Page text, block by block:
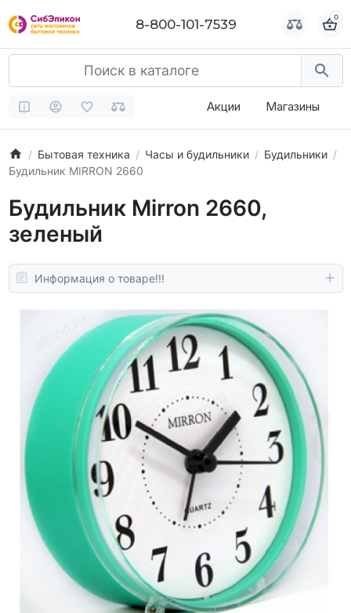
8-800-101-7539 0
Акции Магазины
Бытовая техника Часы и будильники
Будильники
Будильник MIRRON 2660
Будильник Mirron 2660,
зеленый
Информация о товаре!!!
8-800-101-7539 0